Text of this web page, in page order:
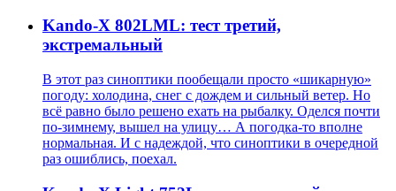
Kando-X 802LML: тест третий,
экстремальный
В этот раз синоптики пообещали просто «шикарную»
погоду: холодина, снег с дождем и сильный ветер. Но
всё равно было решено ехать на рыбалку. Оделся почти
по-зимнему, вышел на улицу… А погодка-то вполне
нормальная. И с надеждой, что синоптики в очередной
раз ошиблись, поехал.